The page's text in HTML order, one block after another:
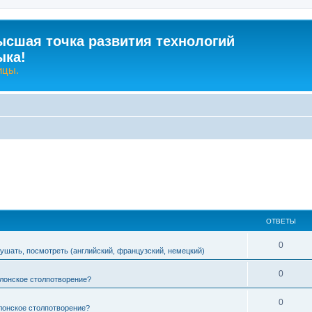
точка развития технологий
ОТВЕТЫ
посмотреть (английский, французский, немецкий)
0О
т
е
столпотворение?
0О
т
столпотворение?
0О